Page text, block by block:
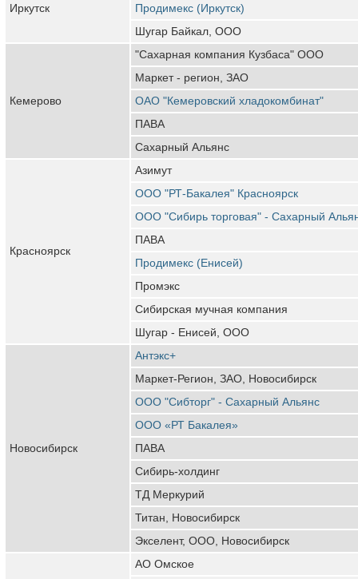
Иркутск
Продимекс (Иркутск)
Шугар Байкал, ООО
Кемерово
"Сахарная компания Кузбаса" ООО
Маркет - регион, ЗАО
ОАО "Кемеровский хладокомбинат"
ПАВА
Сахарный Альянс
Красноярск
Азимут
ООО "РТ-Бакалея" Красноярск
ООО "Сибирь торговая" - Сахарный
ПАВА
Продимекс (Енисей)
Промэкс
Сибирская мучная компания
Шугар - Енисей, ООО
Новосибирск
Антэкс+
Маркет-Регион, ЗАО, Новосибирск
ООО "Сибторг" - Сахарный Альянс
ООО «РТ Бакалея»
ПАВА
Сибирь-холдинг
ТД Меркурий
Титан, Новосибирск
Экселент, ООО, Новосибирск
АО Омское